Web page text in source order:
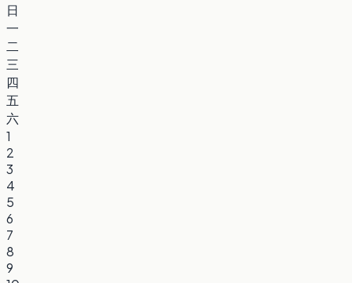
日
一
二
三
四
五
六
1
2
3
4
5
6
7
8
9